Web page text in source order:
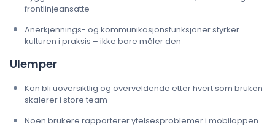
frontlinjeansatte
Anerkjennings- og kommunikasjonsfunksjoner styrker
kulturen i praksis – ikke bare måler den
Ulemper
Kan bli uoversiktlig og overveldende etter hvert som bruken
skalerer i store team
Noen brukere rapporterer ytelsesproblemer i mobilappen